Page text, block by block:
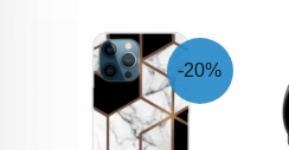
-20%